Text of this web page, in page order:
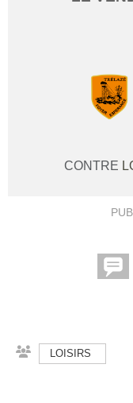
CONTRE
LOISIRS